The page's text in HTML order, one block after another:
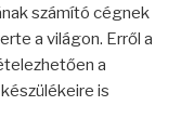
számító cégnek
a világon. Erről a
a
is